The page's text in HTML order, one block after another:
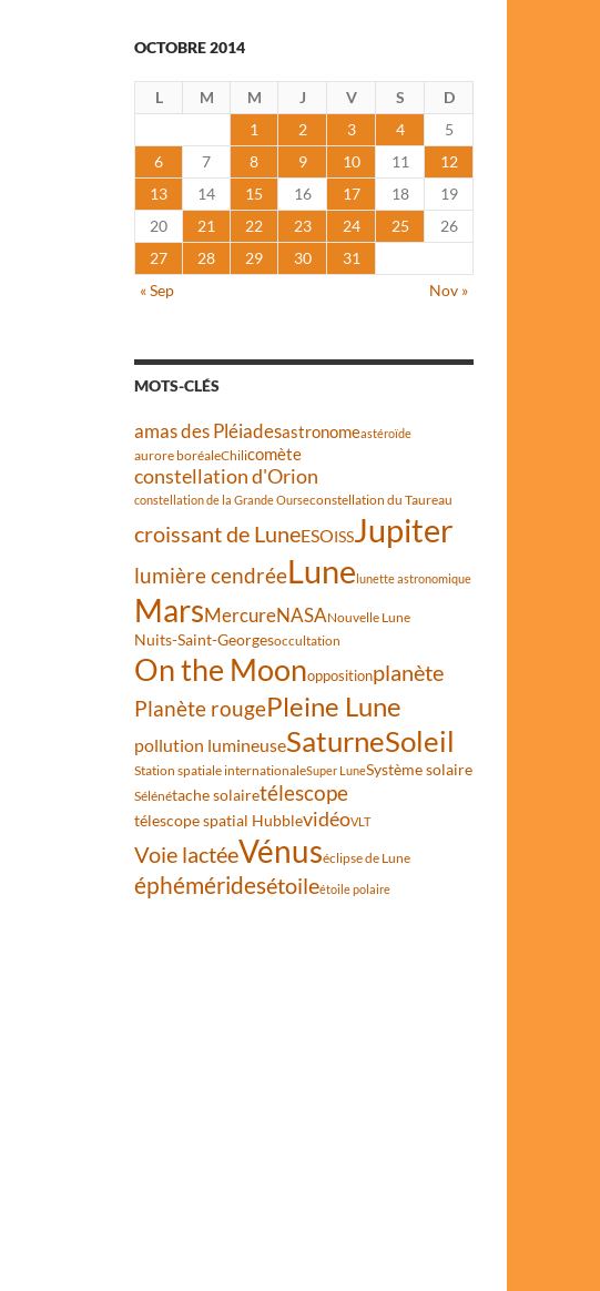
OCTOBRE 2014
L M M J V S
D
1
2 3 4
5
6
7 8 9 10 11
12
13
14 15 16 17 18
19
20
21 22 23 24 25
26
27
28 29 30
31
« Sep
Nov »
MOTS-CLÉS
amas des Pléiadesastronomeastéroïde
aurore boréaleChilicomète
constellation d'Orion
constellation de la Grande Ourseconstellation du Taureau
croissant de LuneESOISSJupiter
lumière cendréeLunelunette astronomique
MarsMercureNASANouvelle Lune
Nuits-Saint-Georgesoccultation
On the Moonoppositionplanète
Planète rougePleine Lune
pollution lumineuseSaturneSoleil
Station spatiale internationaleSuper LuneSystème solaire
Sélénétache solairetélescope
télescope spatial HubblevidéoVLT
Voie lactéeVénuséclipse de Lune
éphéméridesétoileétoile polaire